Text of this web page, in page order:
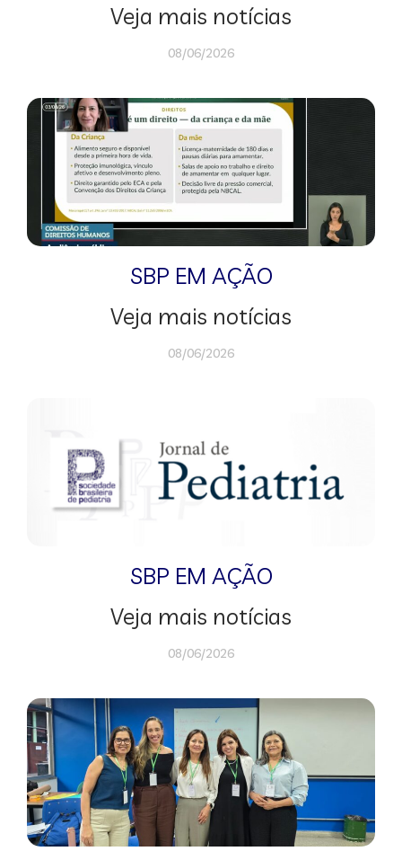
Veja mais notícias
08/06/2026
SBP EM AÇÃO
Veja mais notícias
08/06/2026
SBP EM AÇÃO
Veja mais notícias
08/06/2026